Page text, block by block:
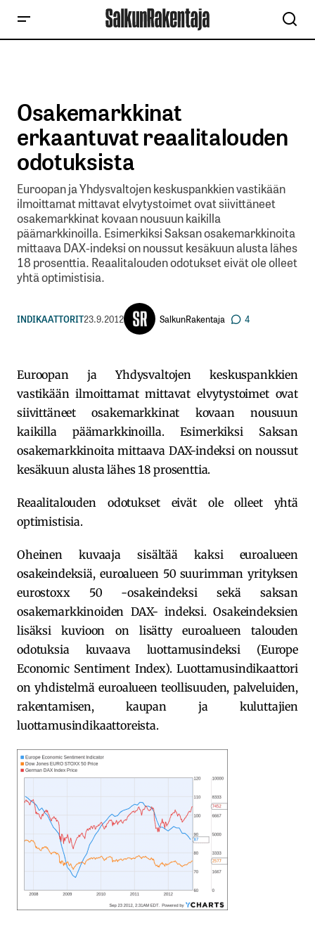
Osakemarkkinat
erkaantuvat reaalitalouden
odotuksista
Euroopan ja Yhdysvaltojen keskuspankkien vastikään
ilmoittamat mittavat elvytystoimet ovat siivittäneet
osakemarkkinat kovaan nousuun kaikilla
päämarkkinoilla. Esimerkiksi Saksan osakemarkkinoita
mittaava DAX-indeksi on noussut kesäkuun alusta lähes
18 prosenttia. Reaalitalouden odotukset eivät ole olleet
yhtä optimistisia.
INDIKAATTORIT23.9.2012 SalkunRakentaja 4
Euroopan ja Yhdysvaltojen keskuspankkien
vastikään ilmoittamat mittavat elvytystoimet ovat
siivittäneet osakemarkkinat kovaan nousuun
kaikilla päämarkkinoilla. Esimerkiksi Saksan
osakemarkkinoita mittaava DAX-indeksi on noussut
kesäkuun alusta lähes 18 prosenttia.
Reaalitalouden odotukset eivät ole olleet yhtä
optimistisia.
Oheinen kuvaaja sisältää kaksi euroalueen
osakeindeksiä, euroalueen 50 suurimman yrityksen
eurostoxx 50 -osakeindeksi sekä saksan
osakemarkkinoiden DAX- indeksi. Osakeindeksien
lisäksi kuvioon on lisätty euroalueen talouden
odotuksia kuvaava luottamusindeksi (Europe
Economic Sentiment Index). Luottamusindikaattori
on yhdistelmä euroalueen teollisuuden, palveluiden,
rakentamisen, kaupan ja kuluttajien
luottamusindikaattoreista.